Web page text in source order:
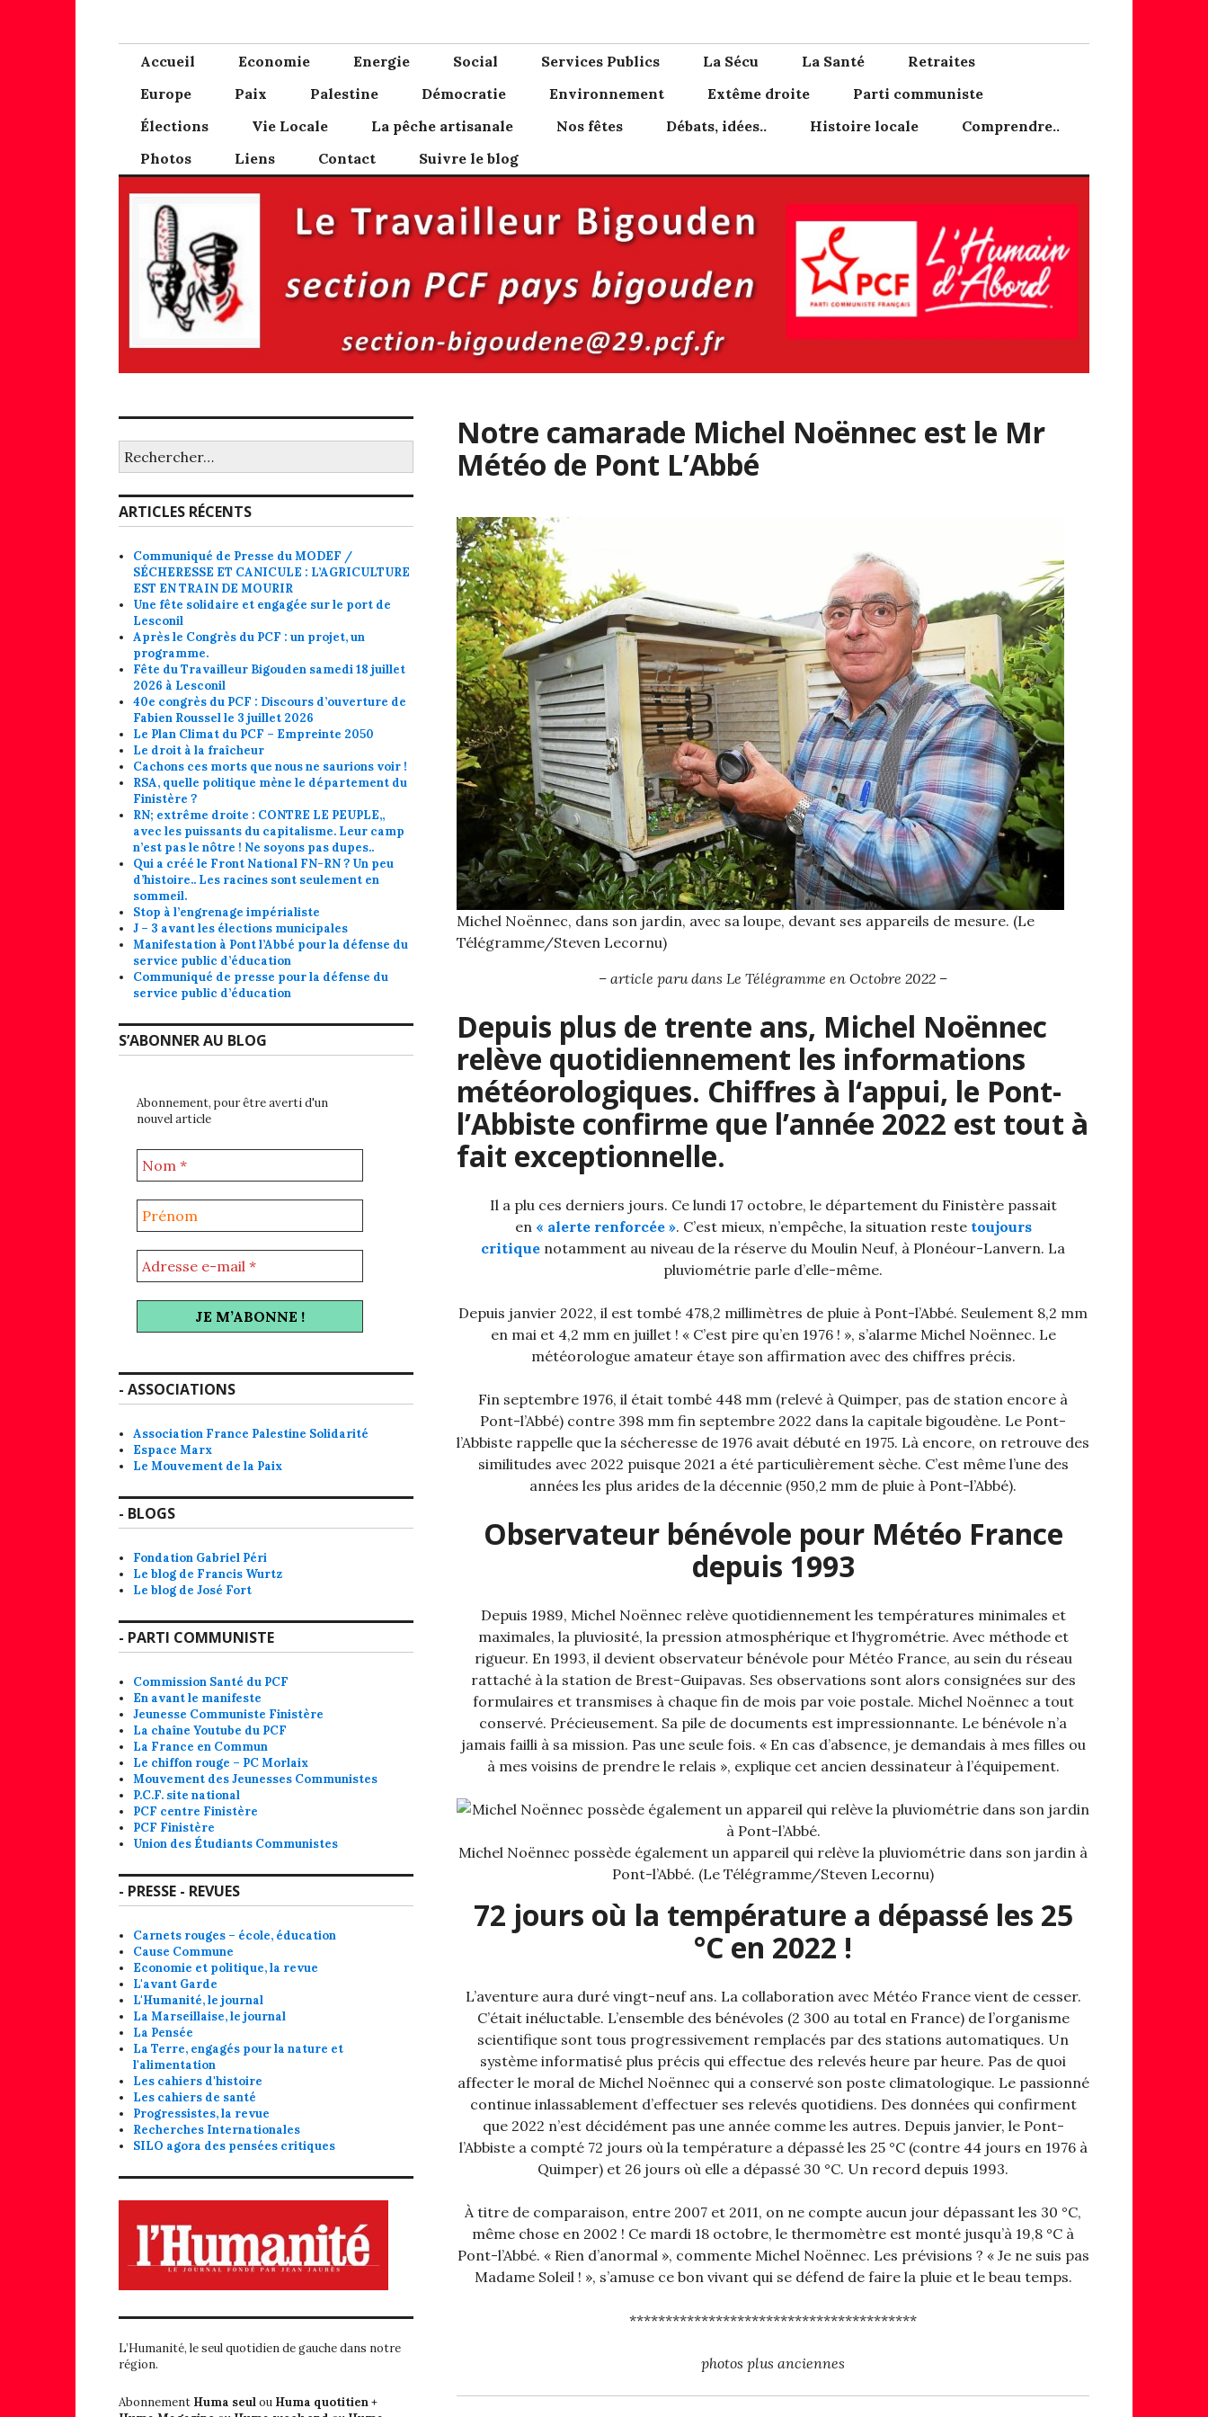
content
PCF Pays Bigouden
Accueil Economie Energie Social Services Publics La Sécu La Santé
Retraites
Europe
Paix Palestine Démocratie Environnement Extême droite
Parti communiste
Élections
Vie Locale La pêche artisanale Nos fêtes Débats, idées.. Histoire locale
Comprendre..
Photos
Liens Contact Suivre le blog
Notre camarade Michel Noënnec est le Mr
Météo de Pont L’Abbé
Michel Noënnec, dans son jardin, avec sa loupe, devant ses appareils de mesure. (Le
Télégramme/Steven Lecornu)
– article paru dans Le Télégramme en Octobre 2022 –
Depuis plus de trente ans, Michel Noënnec
relève quotidiennement les informations
météorologiques. Chiffres à l‘appui, le Pont-
l’Abbiste confirme que l’année 2022 est tout à
fait exceptionnelle.
Il a plu ces derniers jours. Ce lundi 17 octobre, le département du Finistère passait
en « alerte renforcée ». C’est mieux, n’empêche, la situation restetoujours
critique notamment au niveau de la réserve du Moulin Neuf, à Plonéour-Lanvern. La
pluviométrie parle d’elle-même.
Depuis janvier 2022, il est tombé 478,2 millimètres de pluie à Pont-l’Abbé. Seulement 8,2 mm
en mai et 4,2 mm en juillet ! « C’est pire qu’en 1976 ! », s’alarme Michel Noënnec. Le
météorologue amateur étaye son affirmation avec des chiffres précis.
Fin septembre 1976, il était tombé 448 mm (relevé à Quimper, pas de station encore à
Pont-l’Abbé) contre 398 mm fin septembre 2022 dans la capitale bigoudène. Le Pont-
l’Abbiste rappelle que la sécheresse de 1976 avait débuté en 1975. Là encore, on retrouve des
similitudes avec 2022 puisque 2021 a été particulièrement sèche. C’est même l’une des
années les plus arides de la décennie (950,2 mm de pluie à Pont-l’Abbé).
Observateur bénévole pour Météo France
depuis 1993
Depuis 1989, Michel Noënnec relève quotidiennement les températures minimales et
maximales, la pluviosité, la pression atmosphérique et l‘hygrométrie. Avec méthode et
rigueur. En 1993, il devient observateur bénévole pour Météo France, au sein du réseau
rattaché à la station de Brest-Guipavas. Ses observations sont alors consignées sur des
formulaires et transmises à chaque fin de mois par voie postale. Michel Noënnec a tout
conservé. Précieusement. Sa pile de documents est impressionnante. Le bénévole n’a
jamais failli à sa mission. Pas une seule fois. « En cas d’absence, je demandais à mes filles ou
à mes voisins de prendre le relais », explique cet ancien dessinateur à l’équipement.
Michel Noënnec possède également un appareil qui relève la pluviométrie dans son jardin à
Pont-l’Abbé. (Le Télégramme/Steven Lecornu)
72 jours où la température a dépassé les 25
°C en 2022 !
L’aventure aura duré vingt-neuf ans. La collaboration avec Météo France vient de cesser.
C’était inéluctable. L’ensemble des bénévoles (2 300 au total en France) de l’organisme
scientifique sont tous progressivement remplacés par des stations automatiques. Un
système informatisé plus précis qui effectue des relevés heure par heure. Pas de quoi
affecter le moral de Michel Noënnec qui a conservé son poste climatologique. Le passionné
continue inlassablement d’effectuer ses relevés quotidiens. Des données qui confirment
que 2022 n’est décidément pas une année comme les autres. Depuis janvier, le Pont-
l’Abbiste a compté 72 jours où la température a dépassé les 25 °C (contre 44 jours en 1976 à
Quimper) et 26 jours où elle a dépassé 30 °C. Un record depuis 1993.
À titre de comparaison, entre 2007 et 2011, on ne compte aucun jour dépassant les 30 °C,
même chose en 2002 ! Ce mardi 18 octobre, le thermomètre est monté jusqu’à 19,8 °C à
Pont-l’Abbé. « Rien d’anormal », commente Michel Noënnec. Les prévisions ? « Je ne suis pas
Madame Soleil ! », s’amuse ce bon vivant qui se défend de faire la pluie et le beau temps.
****************************************
photos plus anciennes
ARTICLES RÉCENTS
Communiqué de Presse du MODEF /
SÉCHERESSE ET CANICULE : L’AGRICULTURE
EST EN TRAIN DE MOURIR
Une fête solidaire et engagée sur le port de
Lesconil
Après le Congrès du PCF : un projet, un
programme.
Fête du Travailleur Bigouden samedi 18 juillet
2026 à Lesconil
40e congrès du PCF : Discours d’ouverture de
Fabien Roussel le 3 juillet 2026
Le Plan Climat du PCF – Empreinte 2050
Le droit à la fraîcheur
Cachons ces morts que nous ne saurions voir !
RSA, quelle politique mène le département du
Finistère ?
RN; extrême droite : CONTRE LE PEUPLE,,
avec les puissants du capitalisme. Leur camp
n’est pas le nôtre ! Ne soyons pas dupes..
Qui a créé le Front National FN-RN ? Un peu
d’histoire.. Les racines sont seulement en
sommeil.
Stop à l’engrenage impérialiste
J – 3 avant les élections municipales
Manifestation à Pont l’Abbé pour la défense du
service public d’éducation
Communiqué de presse pour la défense du
service public d’éducation
S’ABONNER AU BLOG
Abonnement, pour être averti d'un
nouvel article
- ASSOCIATIONS
Association France Palestine Solidarité
Espace Marx
Le Mouvement de la Paix
- BLOGS
Fondation Gabriel Péri
Le blog de Francis Wurtz
Le blog de José Fort
- PARTI COMMUNISTE
Commission Santé du PCF
En avant le manifeste
Jeunesse Communiste Finistère
La chaîne Youtube du PCF
La France en Commun
Le chiffon rouge – PC Morlaix
Mouvement des Jeunesses Communistes
P.C.F. site national
PCF centre Finistère
PCF Finistère
Union des Étudiants Communistes
- PRESSE - REVUES
Carnets rouges – école, éducation
Cause Commune
Economie et politique, la revue
L'avant Garde
L'Humanité, le journal
La Marseillaise, le journal
La Pensée
La Terre, engagés pour la nature et
l'alimentation
Les cahiers d'histoire
Les cahiers de santé
Progressistes, la revue
Recherches Internationales
SILO agora des pensées critiques
L’Humanité, le seul quotidien de gauche dans notre
région.
Abonnement Huma seulou Huma quotitien +